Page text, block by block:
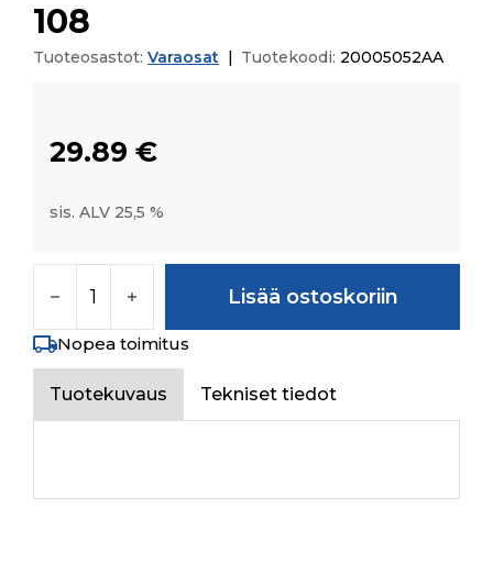
108
Tuoteosastot: Varaosat Tuotekoodi: 20005052AA
29.89 €
sis. ALV 25,5 %
Lisää ostoskoriin
Nopea toimitus
Tuotekuvaus Tekniset tiedot